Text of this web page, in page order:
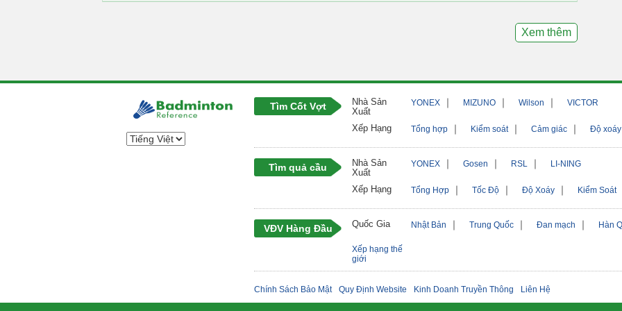
Xem thêm
Tìm Cốt Vợt
Nhà Sản
Xuất
YONEX ｜ MIZUNO ｜ Wilson ｜ VICTOR
Xếp Hạng Tổng hợp ｜ Kiểm soát｜ Cảm giác ｜ Độ xoáy
Tìm quả cầu
Nhà Sản
Xuất
YONEX ｜ Gosen ｜ RSL ｜ LI-NING
Xếp Hạng Tổng Hợp ｜ Tốc Độ ｜ Độ Xoáy ｜ Kiểm Soát
VĐV Hàng Đầu Quốc Gia Nhật Bản ｜ Trung Quốc ｜ Đan mạch ｜ Hàn
Xếp hạng thế
giới
Chính Sách Bảo Mật Quy Định Website Kinh Doanh Truyền Thông Liên Hệ